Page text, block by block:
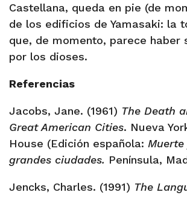
Castellana, queda en pie (de
de los edificios de Yamasaki: la
que, de momento, parece haber
por los dioses.
Referencias
Jacobs, Jane. (1961) The Death
Great American Cities. Nueva
House (Edición española:
grandes ciudades. Península,
Jencks, Charles. (1991) The